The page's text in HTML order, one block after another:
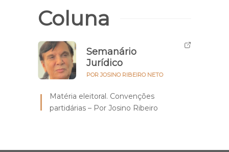
Coluna
Semanário
Jurídico
POR JOSINO RIBEIRO NETO
Matéria eleitoral. Convenções
partidárias – Por Josino Ribeiro